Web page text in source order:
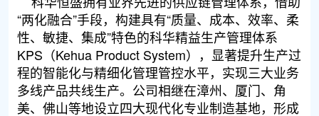
“两化融合”手段，构建具有“质量、成本、效率、柔
性、敏捷、集成”特色的科华精益生产管理体系
KPS（Kehua Product System），显著提升生产过
程的智能化与精细化管理管控水平，实现三大业务
多线产品共线生产。公司相继在漳州、厦门、角
美、佛山等地设立四大现代化专业制造基地，形成